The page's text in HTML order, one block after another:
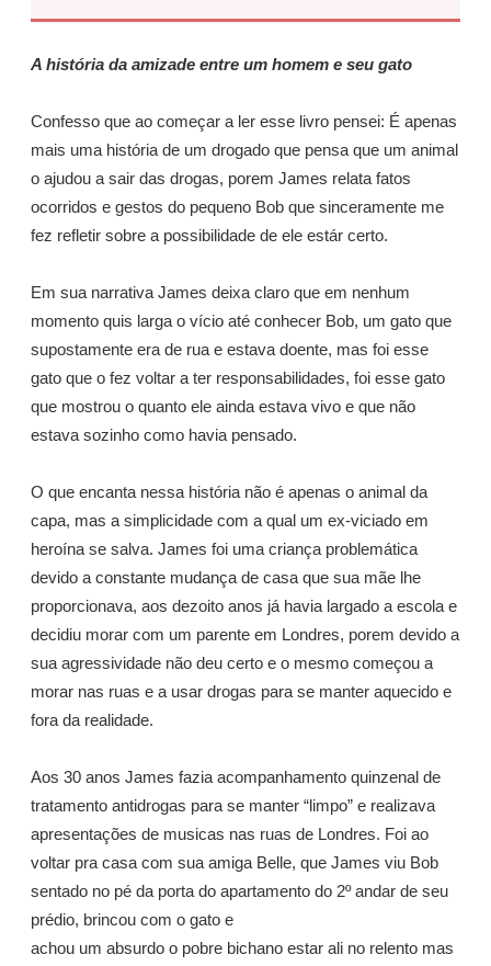
A história da amizade entre um homem e seu gato
Confesso que ao começar a ler esse livro pensei: É apenas
mais uma história de um drogado que pensa que um animal
o ajudou a sair das drogas, porem James relata fatos
ocorridos e gestos do pequeno Bob que sinceramente me
fez refletir sobre a possibilidade de ele estár certo.
Em sua narrativa James deixa claro que em nenhum
momento quis larga o vício até conhecer Bob, um gato que
supostamente era de rua e estava doente, mas foi esse
gato que o fez voltar a ter responsabilidades, foi esse gato
que mostrou o quanto ele ainda estava vivo e que não
estava sozinho como havia pensado.
O que encanta nessa história não é apenas o animal da
capa, mas a simplicidade com a qual um ex-viciado em
heroína se salva. James foi uma criança problemática
devido a constante mudança de casa que sua mãe lhe
proporcionava, aos dezoito anos já havia largado a escola e
decidiu morar com um parente em Londres, porem devido a
sua agressividade não deu certo e o mesmo começou a
morar nas ruas e a usar drogas para se manter aquecido e
fora da realidade.
Aos 30 anos James fazia acompanhamento quinzenal de
tratamento antidrogas para se manter “limpo” e realizava
apresentações de musicas nas ruas de Londres. Foi ao
voltar pra casa com sua amiga Belle, que James viu Bob
sentado no pé da porta do apartamento do 2º andar de seu
prédio, brincou com o gato e
achou um absurdo o pobre bichano estar ali no relento mas